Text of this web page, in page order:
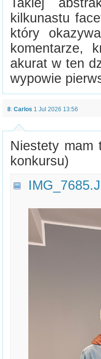
kilkunastu
który
komentarze,
akurat w ten
wypowie
8: Carlos 1 Jul 2026 13:56
Niestety mam
konkursu)